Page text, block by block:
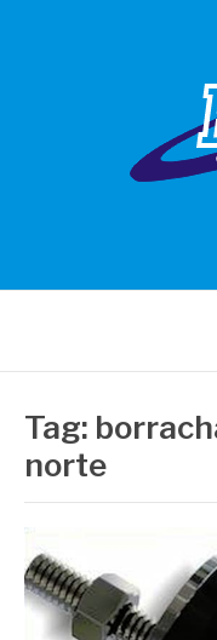
Tag:
norte